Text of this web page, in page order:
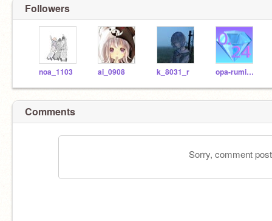
Followers
noa_1103 ai_0908 k_8031_r opa-ruminama24
Comments
Sorry, comment